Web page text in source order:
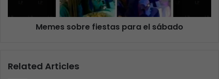
Memes sobre fiestas para el sábado
Related Articles